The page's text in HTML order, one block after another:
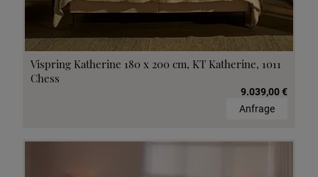
Vispring Katherine 180 x 200 cm, KT Katherine, 1011
Chess
9.039,00 €
Anfrage